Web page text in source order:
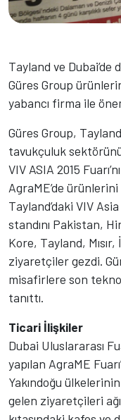
Tayland ve
Güres Group
yabancı firma ile
Güres Group,
tavukçuluk
VIV ASIA 2015
AgraME’de ürünlerini
Tayland’daki VIV
standını Pakistan,
Kore, Tayland,
ziyaretçiler gezdi.
misafirlere son
tanıttı.
Ticari İlişkiler
Dubai Uluslararası
yapılan AgraME
Yakındoğu
gelen ziyaretçileri